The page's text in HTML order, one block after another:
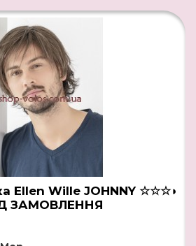
Ellen Wille JOHNNY ☆☆☆◗
ЗАМОВЛЕННЯ